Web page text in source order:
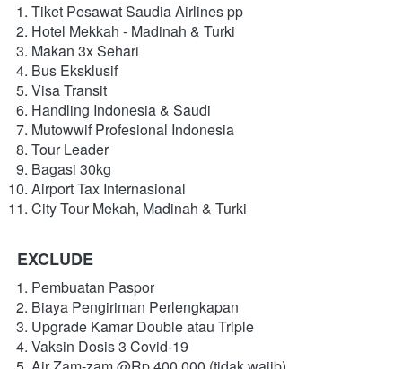
Tiket Pesawat Saudia Airlines pp
Hotel Mekkah - Madinah & Turki
Makan 3x Sehari
Bus Eksklusif
Visa Transit
Handling Indonesia & Saudi
Mutowwif Profesional Indonesia
Tour Leader
Bagasi 30kg
Airport Tax Internasional
City Tour Mekah, Madinah & Turki
EXCLUDE
Pembuatan Paspor
Biaya Pengiriman Perlengkapan
Upgrade Kamar Double atau Triple
Vaksin Dosis 3 Covid-19